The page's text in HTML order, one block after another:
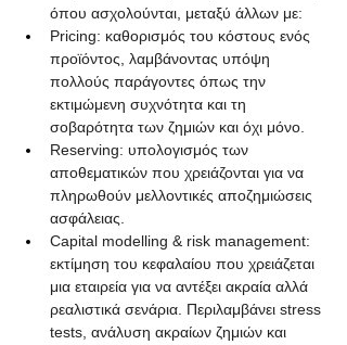
όπου ασχολούνται, μεταξύ άλλων με:
Pricing: καθορισμός του κόστους ενός
προϊόντος, λαμβάνοντας υπόψη
πολλούς παράγοντες όπως την
εκτιμώμενη συχνότητα και τη
σοβαρότητα των ζημιών και όχι μόνο.
Reserving: υπολογισμός των
αποθεματικών που χρειάζονται για να
πληρωθούν μελλοντικές αποζημιώσεις
ασφάλειας.
Capital modelling & risk management:
εκτίμηση του κεφαλαίου που χρειάζεται
μια εταιρεία για να αντέξει ακραία αλλά
ρεαλιστικά σενάρια. Περιλαμβάνει stress
tests, ανάλυση ακραίων ζημιών και